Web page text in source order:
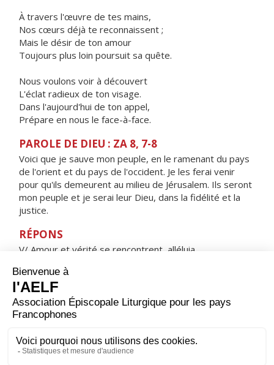
À travers l'œuvre de tes mains,
Nos cœurs déjà te reconnaissent ;
Mais le désir de ton amour
Toujours plus loin poursuit sa quête.
Nous voulons voir à découvert
L'éclat radieux de ton visage.
Dans l'aujourd'hui de ton appel,
Prépare en nous le face-à-face.
PAROLE DE DIEU : ZA 8, 7-8
Voici que je sauve mon peuple, en le ramenant du pays
de l'orient et du pays de l'occident. Je les ferai venir
pour qu'ils demeurent au milieu de Jérusalem. Ils seront
mon peuple et je serai leur Dieu, dans la fidélité et la
justice.
RÉPONS
V/ Amour et vérité se rencontrent, alléluia,
ORAISON
Dieu éternel et tout-puissant, une lumière nouvelle
dans les cieux a fait connaître que le Sauveur venait
du salut se lève chaque jour pour le renouveau de nos
cœurs.